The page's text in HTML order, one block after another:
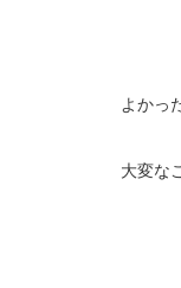
よかっ
大変な